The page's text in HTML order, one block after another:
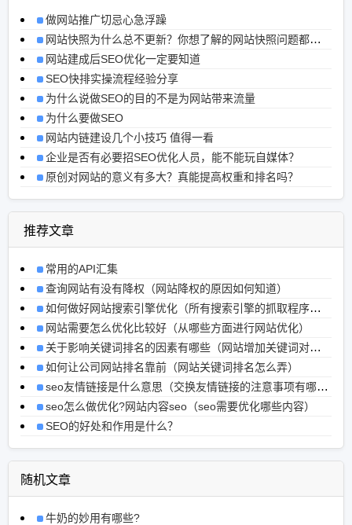
做网站推广切忌心急浮躁
网站快照为什么总不更新？你想了解的网站快照问题都在这里
网站建成后SEO优化一定要知道
SEO快排实操流程经验分享
为什么说做SEO的目的不是为网站带来流量
为什么要做SEO
网站内链建设几个小技巧 值得一看
企业是否有必要招SEO优化人员，能不能玩自媒体？
原创对网站的意义有多大？真能提高权重和排名吗？
推荐文章
常用的API汇集
查询网站有没有降权（网站降权的原因如何知道）
如何做好网站搜索引擎优化（所有搜索引擎的抓取程序都叫蜘蛛）
网站需要怎么优化比较好（从哪些方面进行网站优化）
关于影响关键词排名的因素有哪些（网站增加关键词对排名有影响吗）
如何让公司网站排名靠前（网站关键词排名怎么弄）
seo友情链接是什么意思（交换友情链接的注意事项有哪些呢）
seo怎么做优化?网站内容seo（seo需要优化哪些内容）
SEO的好处和作用是什么？
随机文章
牛奶的妙用有哪些?